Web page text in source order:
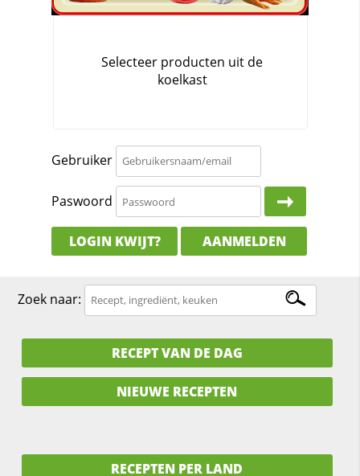
Gebruiker
Paswoord
LOGIN KWIJT? AANMELDEN
Zoek naar:
RECEPT VAN DE DAG
NIEUWE RECEPTEN
RECEPTEN PER LAND